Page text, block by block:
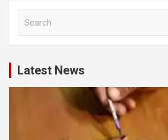
c
h
Latest News